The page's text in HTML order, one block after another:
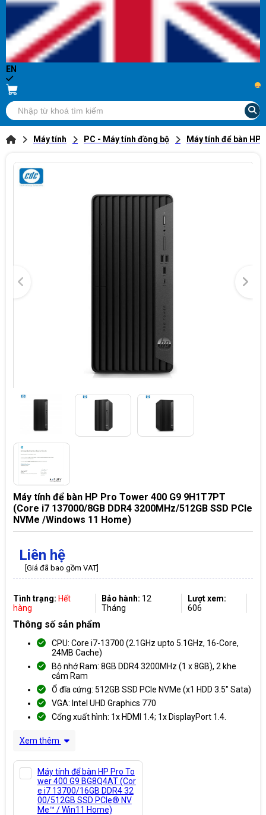
EN
...
Máy tính PC - Máy tính đồng bộ Máy tính để bàn HP
Máy tính để bàn HP Pro Tower 400 G9 9H1T7PT
(Core i7 137000/8GB DDR4 3200MHz/512GB SSD PCIe
NVMe /Windows 11 Home)
Liên hệ
[Giá đã bao gồm VAT]
Tình trạng: Hết
hàng
Bảo hành: 12
Tháng
Lượt xem:
606
Thông số sản phẩm
CPU: Core i7-13700 (2.1GHz upto 5.1GHz, 16-Core,
24MB Cache)
Bộ nhớ Ram: 8GB DDR4 3200MHz (1 x 8GB), 2 khe
cắm Ram
Ổ đĩa cứng: 512GB SSD PCIe NVMe (x1 HDD 3.5" Sata)
VGA: Intel UHD Graphics 770
Cổng xuất hình: 1x HDMI 1.4; 1x DisplayPort 1.4.
Xem thêm
Máy tính để bàn HP Pro To
wer 400 G9 BG8Q4AT (Cor
e i7 13700/16GB DDR4 32
00/512GB SSD PCIe® NV
Me™ / Win11 Home)